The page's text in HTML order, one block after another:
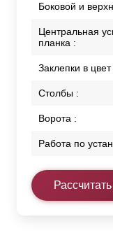
Боковой и
Центральная
планка :
Заклепки в
Столбы :
Ворота :
Работа по